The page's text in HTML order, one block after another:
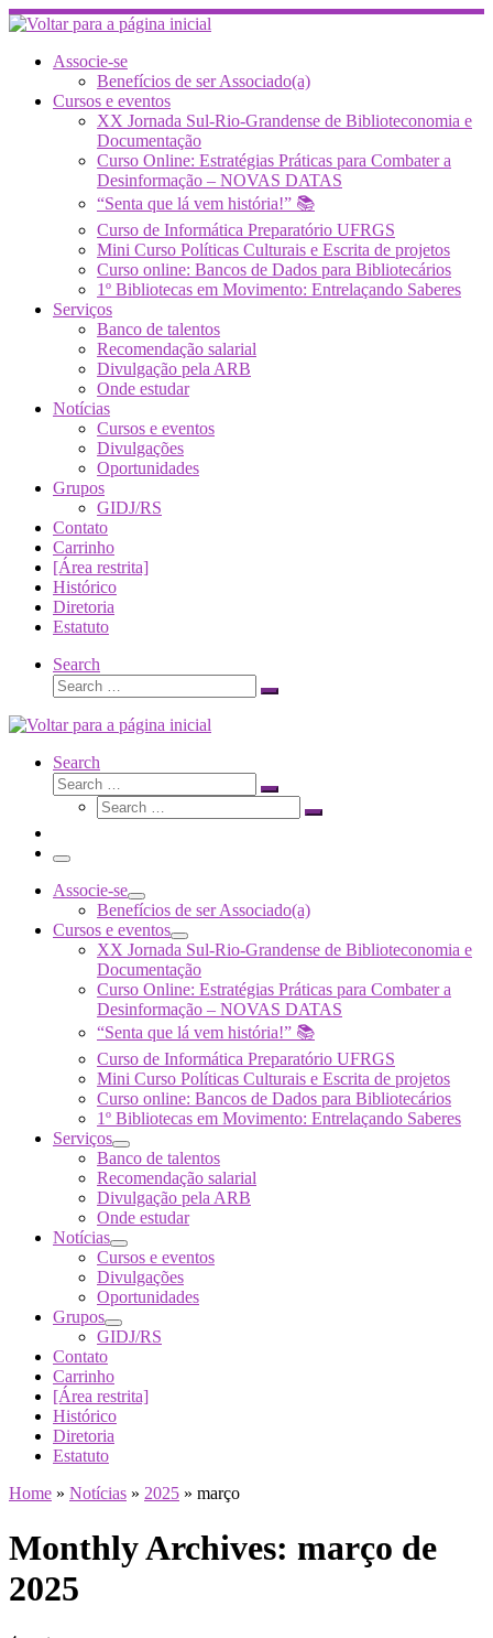
Skip
to
contentAssocie-se
Benefícios de ser Associado(a)
Cursos e eventos
XX Jornada Sul-Rio-Grandense de Biblioteconomia e
Documentação
Curso Online: Estratégias Práticas para Combater a
Desinformação – NOVAS DATAS
“Senta que lá vem história!” 📚
Curso de Informática Preparatório UFRGS
Mini Curso Políticas Culturais e Escrita de projetos
Curso online: Bancos de Dados para Bibliotecários
1º Bibliotecas em Movimento: Entrelaçando Saberes
Serviços
Banco de talentos
Recomendação salarial
Divulgação pela ARB
Onde estudar
Notícias
Cursos e eventos
Divulgações
Oportunidades
Grupos
GIDJ/RS
Contato
Carrinho
[Área restrita]
Histórico
Diretoria
Estatuto
Search
Search
Search
Search
Search
Search
Search
Search
Menu
Associe-se
Benefícios de ser Associado(a)
Cursos e eventos
XX Jornada Sul-Rio-Grandense de Biblioteconomia e
Documentação
Curso Online: Estratégias Práticas para Combater a
Desinformação – NOVAS DATAS
“Senta que lá vem história!” 📚
Curso de Informática Preparatório UFRGS
Mini Curso Políticas Culturais e Escrita de projetos
Curso online: Bancos de Dados para Bibliotecários
1º Bibliotecas em Movimento: Entrelaçando Saberes
Serviços
Banco de talentos
Recomendação salarial
Divulgação pela ARB
Onde estudar
Notícias
Cursos e eventos
Divulgações
Oportunidades
Grupos
GIDJ/RS
Contato
Carrinho
[Área restrita]
Histórico
Diretoria
Estatuto
Home » Notícias » 2025 » março
Monthly Archives: março de
2025